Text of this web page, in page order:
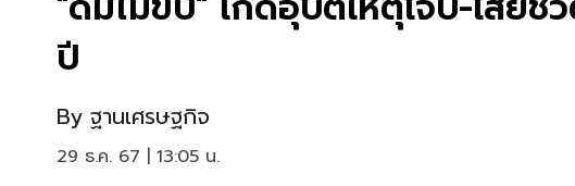
ปี
By ฐานเศรษฐกิจ
29 ธ.ค. 67 | 13:05 น.